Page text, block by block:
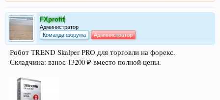
FXprofit
Администратор
Команда форума
Администратор
Робот TREND Skalper PRO для торговли на форекс.
Складчина: взнос 13200 ₽ вместо полной цены.